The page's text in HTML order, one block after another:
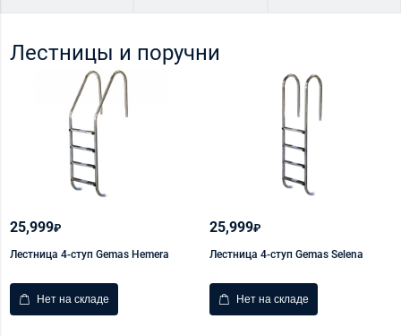
Лестницы и поручни
25,999₽
Лестница 4-ступ Gemas Hemera
Нет на складе
25,999₽
Лестница 4-ступ Gemas Selena
Нет на складе